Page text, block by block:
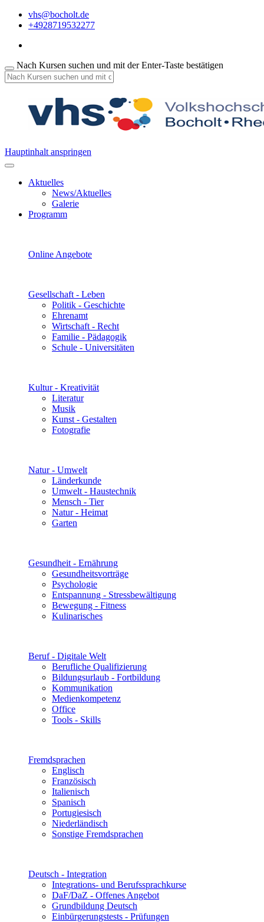
vhs@bocholt.de
+4928719532277
Nach Kursen suchen und mit der Enter-Taste bestätigen
Hauptinhalt anspringen
Aktuelles
News/Aktuelles
Galerie
Programm
Online Angebote
Gesellschaft - Leben
Politik - Geschichte
Ehrenamt
Wirtschaft - Recht
Familie - Pädagogik
Schule - Universitäten
Kultur - Kreativität
Literatur
Musik
Kunst - Gestalten
Fotografie
Natur - Umwelt
Länderkunde
Umwelt - Haustechnik
Mensch - Tier
Natur - Heimat
Garten
Gesundheit - Ernährung
Gesundheitsvorträge
Psychologie
Entspannung - Stressbewältigung
Bewegung - Fitness
Kulinarisches
Beruf - Digitale Welt
Berufliche Qualifizierung
Bildungsurlaub - Fortbildung
Kommunikation
Medienkompetenz
Office
Tools - Skills
Fremdsprachen
Englisch
Französisch
Italienisch
Spanisch
Portugiesisch
Niederländisch
Sonstige Fremdsprachen
Deutsch - Integration
Integrations- und Berufssprachkurse
DaF/DaZ - Offenes Angebot
Grundbildung Deutsch
Einbürgerungstests - Prüfungen